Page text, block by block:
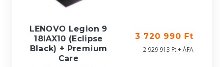
LENOVO Legion 9
18IAX10 (Eclipse
Black) + Premium
Care
3 720 990 Ft
2 929 913 Ft + ÁFA